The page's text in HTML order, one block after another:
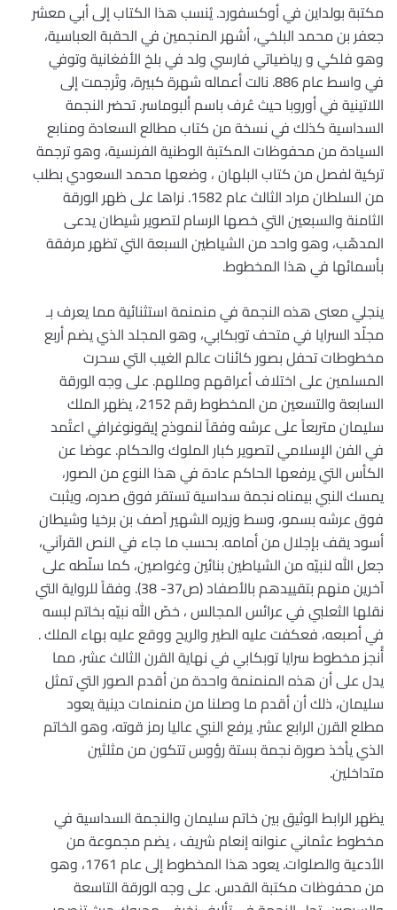
مكتبة بولداين في أوكسفورد. يُنسب هذا الكتاب إلى أبي معشر
جعفر بن محمد البلخي، أشهر المنجمين في الحقبة العباسية،
وهو فلكي و رياضياتي فارسي ولد في بلخ الأفغانية وتوفي
في واسط عام 886. نالت أعماله شهرة كبيرة، وتُرجمت إلى
اللاتينية في أوروبا حيث عُرف باسم ألبوماسر. تحضر النجمة
السداسية كذلك في نسخة من كتاب مطالع السعادة ومنابع
السيادة من محفوظات المكتبة الوطنية الفرنسية، وهو ترجمة
تركية لفصل من كتاب البلهان ، وضعها محمد السعودي بطلب
من السلطان مراد الثالث عام 1582. نراها على ظهر الورقة
الثامنة والسبعين التي خصها الرسام لتصوير شيطان يدعى
المدهّب، وهو واحد من الشياطين السبعة التي تظهر مرفقة
بأسمائها في هذا المخطوط.
ينجلي معنى هذه النجمة في منمنمة استثنائية مما يعرف بـ
مجلّد السرايا في متحف توبكابي، وهو المجلد الذي يضم أربع
مخطوطات تحفل بصور كائنات عالم الغيب التي سحرت
المسلمين على اختلاف أعراقهم ومللهم. على وجه الورقة
السابعة والتسعين من المخطوط رقم 2152، يظهر الملك
سليمان متربعاً على عرشه وفقاً لنموذج إيقونوغرافي اعتُمد
في الفن الإسلامي لتصوير كبار الملوك والحكام. عوضا عن
الكأس التي يرفعها الحاكم عادة في هذا النوع من الصور،
يمسك النبي بيمناه نجمة سداسية تستقر فوق صدره، ويثبت
فوق عرشه بسمو، وسط وزيره الشهير آصف بن برخيا وشيطان
أسود يقف بإجلال من أمامه. بحسب ما جاء في النص القرآني،
جعل الله لنبيّه من الشياطين بنائين وغواصين، كما سلّطه على
آخرين منهم بتقييدهم بالأصفاد (ص37- 38). وفقاً للرواية التي
نقلها الثعلبي في عرائس المجالس ، خصّ الله نبيّه بخاتم لبسه
في أصبعه، فعكفت عليه الطير والريح ووقع عليه بهاء الملك .
أُنجز مخطوط سرايا توبكابي في نهاية القرن الثالث عشر، مما
يدل على أن هذه المنمنمة واحدة من أقدم الصور التي تمثل
سليمان، ذلك أن أقدم ما وصلنا من منمنمات دينية يعود
مطلع القرن الرابع عشر. يرفع النبي عاليا رمز قوته، وهو الخاتم
الذي يأخذ صورة نجمة بستة رؤوس تتكون من مثلثين
متداخلين.
يظهر الرابط الوثيق بين خاتم سليمان والنجمة السداسية في
مخطوط عثماني عنوانه إنعام شريف ، يضم مجموعة من
الأدعية والصلوات. يعود هذا المخطوط إلى عام 1761، وهو
من محفوظات مكتبة القدس. على وجه الورقة التاسعة